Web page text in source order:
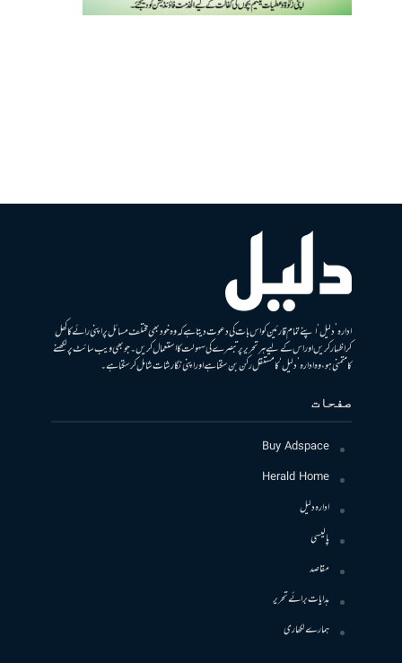
ادارہ ’دلیل‘ اپنے تمام قارئین کو اس بات کی دعوت دیتا ہے کہ وہ خود بھی مختلف مسائل پر اپنی رائے کا کھل
کر اظہار کریں اور اس کے لیے ہر تحریر پر تبصرے کی سہولت کا استعمال کریں۔ جو بھی ویب سائٹ پر لکھنے
کا متمنی ہو، وہ ادارہ ’دلیل‘ کا مستقل رکن بن سکتا ہے اور اپنی نگارشات شامل کرسکتا ہے۔
صفحات
Buy Adspace
Herald Home
ادارہ دلیل
پالیسی
مقاصد
ہدایات برائے تحریر
ہمارے لکھاری